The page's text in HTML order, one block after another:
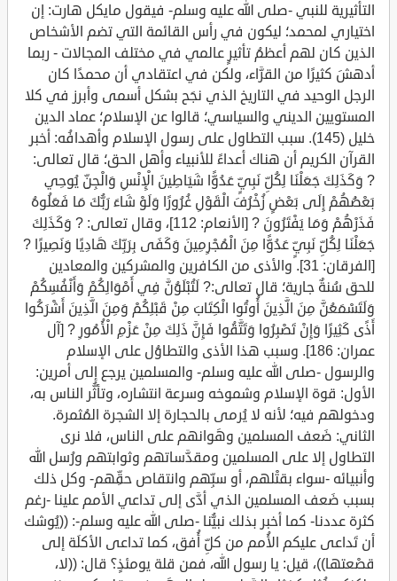
التأثيرية للنبي -صلى الله عليه وسلم- فيقول مايكل هارت: إن
اختياري لمحمد؛ ليكون في رأس القائمة التي تضم الأشخاص
الذين كان لهم أعظمُ تأثيرٍ عالمي في مختلف المجالات - ربما
أدهشَ كثيرًا من القرَّاء، ولكن في اعتقادي أن محمدًا كان
الرجل الوحيد في التاريخ الذي نجَح بشكل أسمى وأبرز في كلا
المستويين الديني والسياسي؛ قالوا عن الإسلام؛ عماد الدين
خليل (145). سبب التطاول على رسول الإسلام وأهدافُه: أخبر
القرآن الكريم أن هناك أعداءً للأنبياء وأهل الحق؛ قال تعالى:
? وَكَذَلِكَ جَعَلْنَا لِكُلِّ نَبِيٍّ عَدُوًّا شَيَاطِينَ الْإِنْسِ وَالْجِنِّ يُوحِي
بَعْضُهُمْ إِلَى بَعْضٍ زُخْرُفَ الْقَوْلِ غُرُورًا وَلَوْ شَاءَ رَبُّكَ مَا فَعَلُوهُ
فَذَرْهُمْ وَمَا يَفْتَرُونَ ? [الأنعام: 112]، وقال تعالى: ? وَكَذَلِكَ
جَعَلْنَا لِكُلِّ نَبِيٍّ عَدُوًّا مِنَ الْمُجْرِمِينَ وَكَفَى بِرَبِّكَ هَادِيًا وَنَصِيرًا ?
[الفرقان: 31]. والأذى من الكافرين والمشركين والمعادين
للحق سُنةٌ جارية؛ قال تعالى:? لَتُبْلَوُنَّ فِي أَمْوَالِكُمْ وَأَنْفُسِكُمْ
وَلَتَسْمَعُنَّ مِنَ الَّذِينَ أُوتُوا الْكِتَابَ مِنْ قَبْلِكُمْ وَمِنَ الَّذِينَ أَشْرَكُوا
أَذًى كَثِيرًا وَإِنْ تَصْبِرُوا وَتَتَّقُوا فَإِنَّ ذَلِكَ مِنْ عَزْمِ الْأُمُورِ ? [آل
عمران: 186]. وسبب هذا الأذى والتطاوُل على الإسلام
والرسول -صلى الله عليه وسلم- والمسلمين يرجع إلى أمرين:
الأول: قوة الإسلام وشموخه وسرعة انتشاره، وتأثُّر الناس به،
ودخولهم فيه؛ لأنه لا يُرمى بالحجارة إلا الشجرة المُثمرة.
الثاني: ضَعف المسلمين وهَوانهم على الناس، فلا نرى
التطاول إلا على المسلمين ومقدَّساتهم وثوابتهم ورُسل الله
وأنبيائه -سواء بقتْلهم، أو سبِّهم وانتقاص حقِّهم- وكل ذلك
بسبب ضَعف المسلمين الذي أدَّى إلى تداعي الأمم علينا -رغم
كثرة عددنا- كما أخبر بذلك نبيُّنا -صلى الله عليه وسلم-: ((يُوشك
أن تَداعى عليكم الأُمم من كلِّ أُفق، كما تداعى الأكلَة إلى
قصْعتها))، قيل: يا رسول الله، فمن قلة يومئذٍ؟ قال: ((لا،